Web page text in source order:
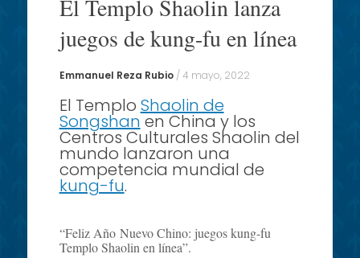
contentEl Templo Shaolin lanza
juegos de kung-fu en línea
Emmanuel Reza Rubio/4 mayo, 2022
El Templo Shaolin de
Songshanen China y los
Centros Culturales Shaolin del
mundo lanzaron una
competencia mundial de
kung-fu.
“Feliz Año Nuevo Chino: juegos kung-fu
Templo Shaolin en línea”.